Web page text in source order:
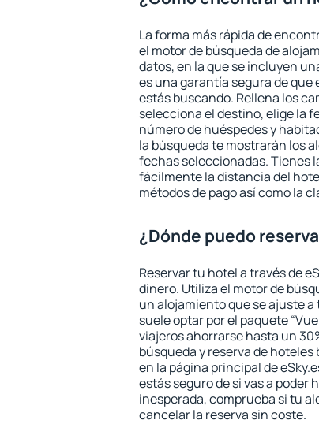
La forma más rápida de
el motor de búsqueda de
datos, en la que se incluyen
es una garantía segura de
estás buscando. Rellena los
selecciona el destino, elige la
número de huéspedes y
la búsqueda te mostrarán los
fechas seleccionadas. Tienes
fácilmente la distancia del
métodos de pago así como la
¿Dónde puedo
Reservar tu hotel a través de
dinero. Utiliza el motor de
un alojamiento que se ajuste
suele optar por el paquete
viajeros ahorrarse hasta un
búsqueda y reserva de
en la página principal de
estás seguro de si vas a poder
inesperada, comprueba si tu
cancelar la reserva sin coste.